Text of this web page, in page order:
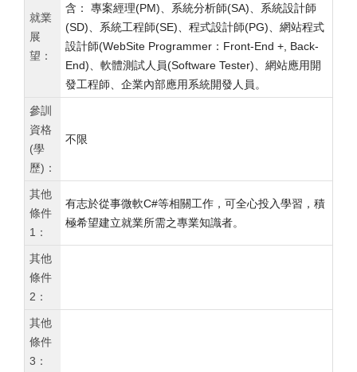
就業
展
望：
含： 專案經理(PM)、系統分析師(SA)、系統設計師
(SD)、系統工程師(SE)、程式設計師(PG)、網站程式
設計師(WebSite Programmer：Front-End +, Back-
End)、軟體測試人員(Software Tester)、網站應用開
發工程師、企業內部應用系統開發人員。
參訓
資格
(學
歷)：
不限
其他
條件
1：
有志於從事微軟C#等相關工作，可全心投入學習，積
極希望建立就業所需之專業知識者。
其他
條件
2：
其他
條件
3：